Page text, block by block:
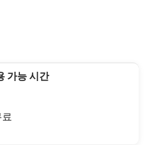
가능 시간